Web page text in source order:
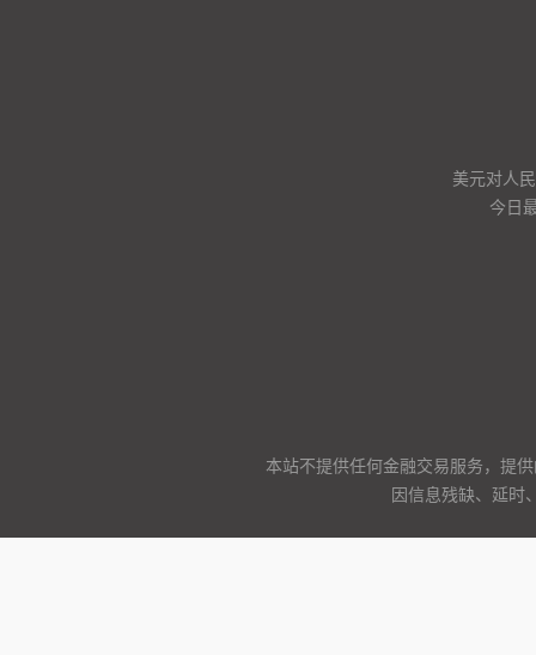
美元对人
今日
本站不提供任何金融交易服务，提
因信息残缺、延时